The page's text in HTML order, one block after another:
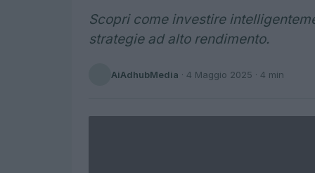
Scopri come investire
strategie ad alto rendimento.
AiAdhubMedia · 4 Maggio 2025 · 4 min